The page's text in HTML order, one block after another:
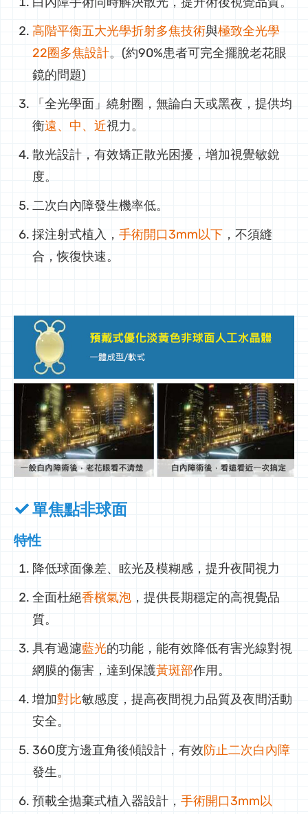
高階平衡五大光學折射多焦技術與極致全光學
22圈多焦設計。(約90%患者可完全擺脫老花眼
鏡的問題)
「全光學面」繞射圈，無論白天或黑夜，提供均
衡遠、中、近視力。
散光設計，有效矯正散光困擾，增加視覺敏銳
度。
二次白內障發生機率低。
採注射式植入， 手術開口3mm以下 ，不須縫
合，恢復快速。
單焦點非球面
特性
降低球面像差、眩光及模糊感，提升夜間視力
全面杜絕香檳氣泡 ，提供長期穩定的高視覺品
質。
具有過濾藍光的功能，能有效降低有害光線對視
網膜的傷害，達到保護黃斑部作用。
增加對比敏感度，提高夜間視力品質及夜間活動
安全。
360度方邊直角後傾設計，有效防止二次白內障
發生。
預載全拋棄式植入器設計， 手術開口3mm以